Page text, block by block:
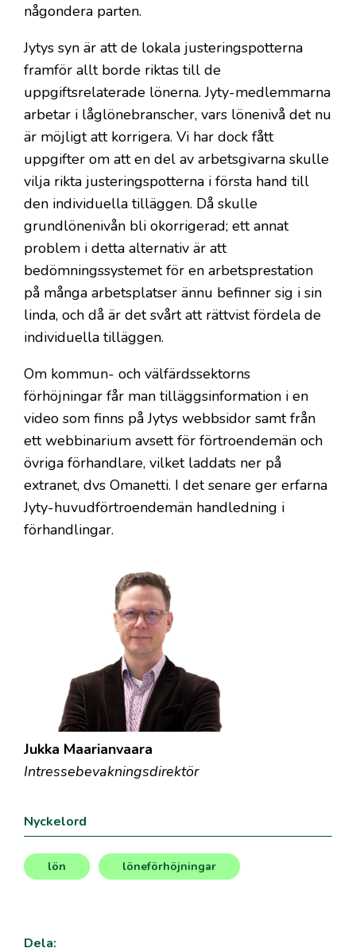
någondera parten.
Jytys syn är att de lokala justeringspotterna
framför allt borde riktas till de
uppgiftsrelaterade lönerna. Jyty-medlemmarna
arbetar i låglönebranscher, vars lönenivå det nu
är möjligt att korrigera. Vi har dock fått
uppgifter om att en del av arbetsgivarna skulle
vilja rikta justeringspotterna i första hand till
den individuella tilläggen. Då skulle
grundlönenivån bli okorrigerad; ett annat
problem i detta alternativ är att
bedömningssystemet för en arbetsprestation
på många arbetsplatser ännu befinner sig i sin
linda, och då är det svårt att rättvist fördela de
individuella tilläggen.
Om kommun- och välfärdssektorns
förhöjningar får man tilläggsinformation i en
video som finns på Jytys webbsidor samt från
ett webbinarium avsett för förtroendemän och
övriga förhandlare, vilket laddats ner på
extranet, dvs Omanetti. I det senare ger erfarna
Jyty-huvudförtroendemän handledning i
förhandlingar.
Jukka Maarianvaara
Intressebevakningsdirektör
Nyckelord
lön löneförhöjningar
Dela: